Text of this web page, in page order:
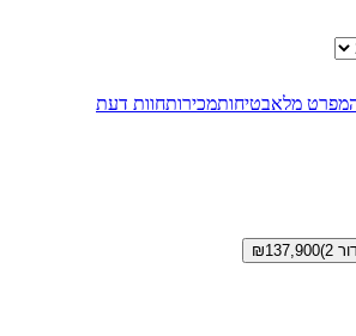
מפרט מלאבטיחותמכירותחוות דעת
₪137,900